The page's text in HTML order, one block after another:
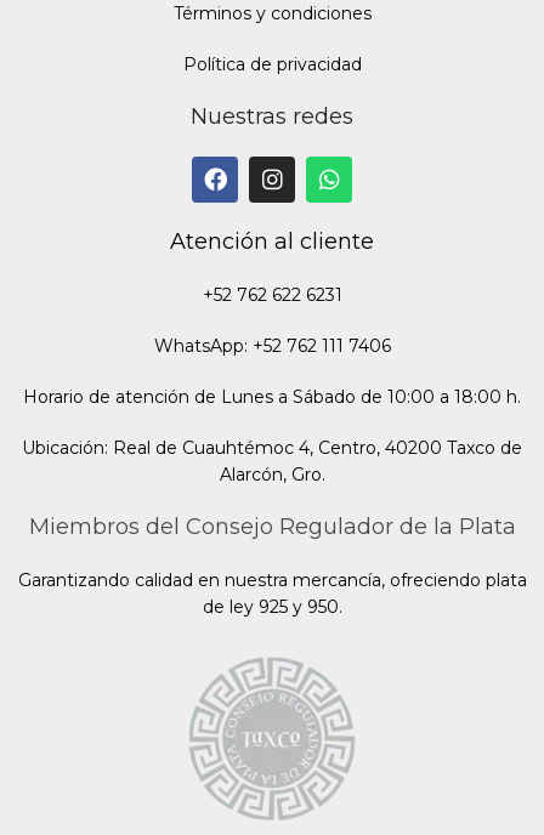
Términos y condiciones
Política de privacidad
Nuestras redes
Atención al cliente
+52 762 622 6231
WhatsApp: +52 762 111 7406
Horario de atención de Lunes a Sábado de 10:00 a 18:00 h.
Ubicación: Real de Cuauhtémoc 4, Centro, 40200 Taxco de
Alarcón, Gro.
Miembros del Consejo Regulador de la Plata
Garantizando calidad en nuestra mercancía, ofreciendo plata
de ley 925 y 950.